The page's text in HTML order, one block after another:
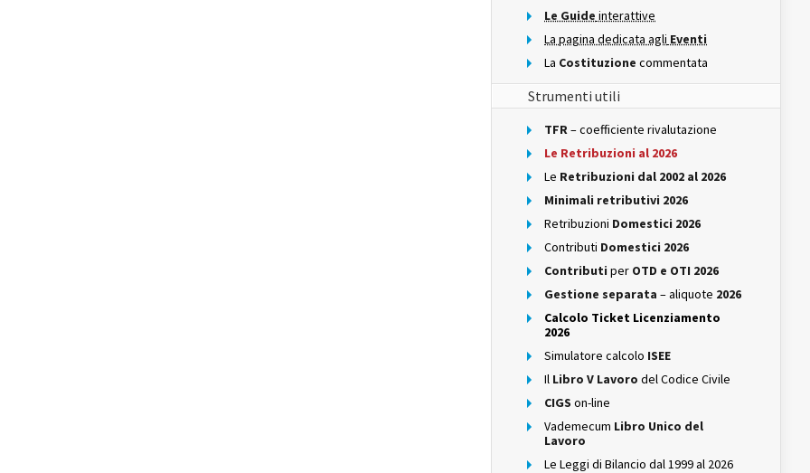
Le Guide interattive
La pagina dedicata agli Eventi
La Costituzione commentata
Strumenti utili
TFR– coefficiente rivalutazione
Le Retribuzioni al 2026
Le Retribuzioni dal 2002 al 2026
Minimali retributivi 2026
Retribuzioni Domestici 2026
Contributi Domestici 2026
Contributi per OTD e OTI 2026
Gestione separata – aliquote 2026
Calcolo Ticket Licenziamento
2026
Simulatore calcolo ISEE
Il Libro V Lavoro del Codice Civile
CIGS on-line
Vademecum Libro Unico del
Lavoro
Le Leggi di Bilancio dal 1999 al 2026